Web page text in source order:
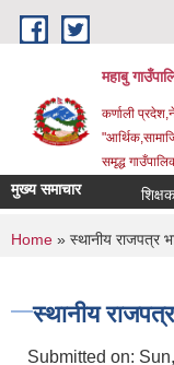
Skip to main content
महाबु
कर्णाली
समृद्ध
मुख्य समाचार शिक्षक
You are
Home » स्थानीय राजपत्र
स्थानीय
Submitted on: